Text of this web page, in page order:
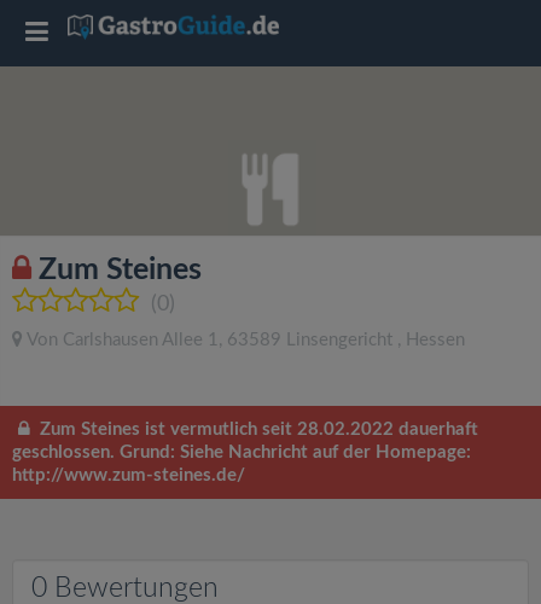
Zum Steines
(0)
Von Carlshausen Allee 1 , 63589 Linsengericht , Hessen
Zum Steines ist vermutlich seit 28.02.2022 dauerhaft
geschlossen. Grund: Siehe Nachricht auf der Homepage:
http://www.zum-steines.de/
0 Bewertungen
T
l
e
a